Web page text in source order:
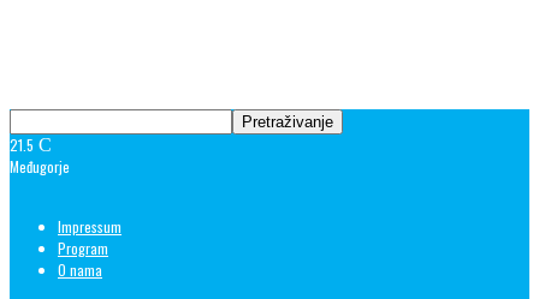
21.5 C
Međugorje
Impressum
Program
O nama